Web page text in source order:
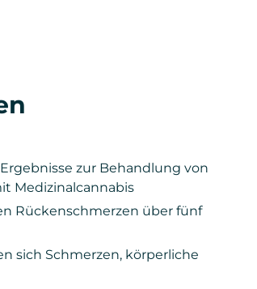
zur Behandlung von
Medizinalcannabis
Rückenschmerzen über fünf
sich Schmerzen, körperliche